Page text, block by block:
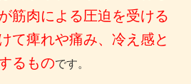
筋肉による圧迫を受ける
て痺れや痛み、冷え感と
るものです。